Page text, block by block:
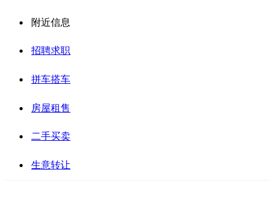
附近信息
招聘求职
拼车搭车
房屋租售
二手买卖
生意转让